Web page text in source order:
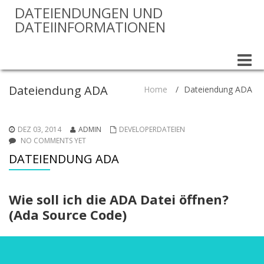
DATEIENDUNGEN UND
DATEIINFORMATIONEN
Toggle
Dateiendung ADA Home / Dateiendung ADA
DEZ 03, 2014 ADMIN
DEVELOPERDATEIEN
NO COMMENTS YET
DATEIENDUNG ADA
Wie soll ich die ADA Datei öffnen?
(Ada Source Code)